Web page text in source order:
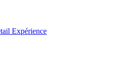
Expérience